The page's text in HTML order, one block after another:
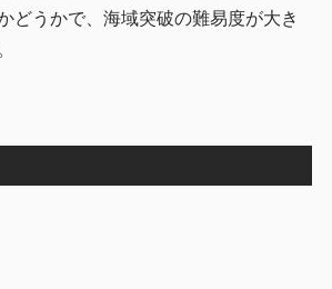
どうかで、海域突破の難易度が大き